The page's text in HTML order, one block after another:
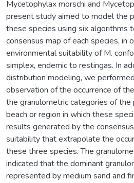
Mycetophylax morschi and
present study aimed to model the
these species using six algorithms
consensus map of each species, in
environmental suitability of M.
simplex, endemic to restingas. In
distribution modeling, we
observation of the occurrence of
the granulometric categories of
beach or region in which these
results generated by the
suitability that extrapolate the
these three species. The
indicated that the dominant
represented by medium sand and